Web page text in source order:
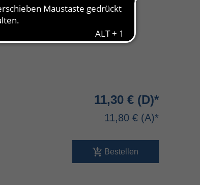
11,30 €
11,80 €
Bestellen